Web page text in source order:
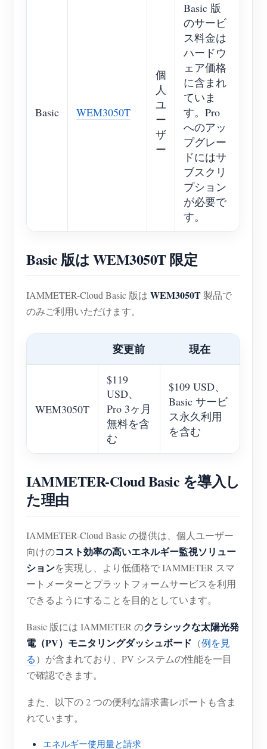
Basic WEM3050T
個
人
ユ
ー
ザ
ー
Basic 版
のサービ
ス料金は
ハードウ
ェア価格
に含まれ
ていま
す。Pro
へのアッ
プグレー
ドにはサ
ブスクリ
プション
が必要で
す。
Basic 版は WEM3050T 限定
IAMMETER-Cloud Basic 版は WEM3050T製品で
のみご利用いただけます。
変更前 現在
WEM3050T
$119
USD、
Pro 3ヶ月
無料を含
む
$109 USD、
Basic サービ
ス永久利用
を含む
IAMMETER-Cloud Basic を導入し
た理由
IAMMETER-Cloud Basic の提供は、個人ユーザー
向けのコスト効率の高いエネルギー監視ソリュー
ションを実現し、より低価格で IAMMETER スマ
ートメーターとプラットフォームサービスを利用
できるようにすることを目的としています。
Basic 版には IAMMETER のクラシックな太陽光発
電（PV）モニタリングダッシュボード （例を見
る）が含まれており、PV システムの性能を一目
で確認できます。
また、以下の 2 つの便利な請求書レポートも含ま
れています。
エネルギー使用量と請求